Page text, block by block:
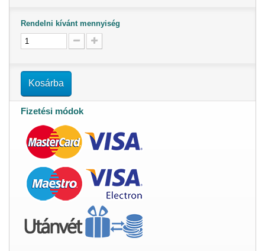
Rendelni kívánt mennyiség
Kosárba
Fizetési módok